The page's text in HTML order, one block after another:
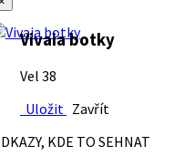
Vivaia botky
Vel 38
Uložit Zavřít
KDE TO SEHNAT